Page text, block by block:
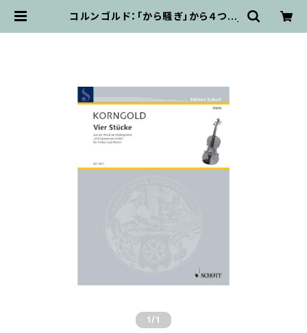
コルンゴルド：「から騒ぎ」から４つの
1 /1